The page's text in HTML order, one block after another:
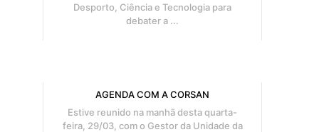
Desporto, Ciência e Tecnologia para
debater a ...
AGENDA COM A CORSAN
Estive reunido na manhã desta quarta-
feira, 29/03, com o Gestor da Unidade da